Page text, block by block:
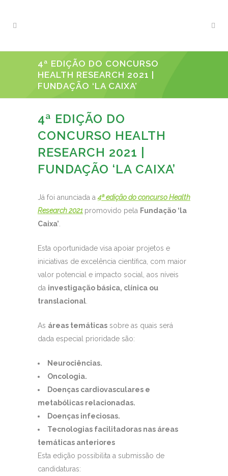
4ª EDIÇÃO DO CONCURSO
HEALTH RESEARCH 2021 |
FUNDAÇÃO ‘LA CAIXA’
4ª EDIÇÃO DO
CONCURSO HEALTH
RESEARCH 2021 |
FUNDAÇÃO ‘LA CAIXA’
Já foi anunciada a4ª edição do concurso Health
Research 2021 promovido pela Fundação ‘la
Caixa’
Esta oportunidade visa apoiar projetos e
iniciativas de excelência científica, com maior
valor potencial e impacto social, aos níveis
da investigação básica, clínica ou
translacional
As áreas temáticas sobre as quais será
dada especial prioridade são:
Neurociências.
Oncologia.
Doenças cardiovasculares e
metabólicas relacionadas.
Doenças infeciosas.
Tecnologias facilitadoras nas áreas
temáticas anteriores
Esta edição possibilita a submissão de
candidaturas: